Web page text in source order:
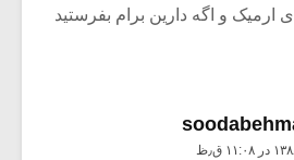
ارمیک و اگه دارین برام بفرستید